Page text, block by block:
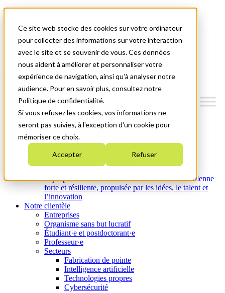
Ce site web stocke des cookies sur votre ordinateur
pour collecter des informations sur votre interaction
avec le site et se souvenir de vous. Ces données
nous aident à améliorer et personnaliser votre
expérience de navigation, ainsi qu'à analyser notre
audience. Pour en savoir plus, consultez notre
Politique de confidentialité.
Si vous refusez les cookies, vos informations ne
seront pas suivies, à l'exception d'un cookie pour
mémoriser ce choix.
Accepter Refuser
Nouvelles et événements
English
Commençons!
Qui nous sommes
Plan stratégique 2026-2030
Nos investissements
Nos activités
Équité, diversité et inclusion
À propos de Mitacs : Créer une économie canadienne
forte et résiliente, propulsée par les idées, le talent et
l’innovation
Notre clientèle
Entreprises
Organisme sans but lucratif
Étudiant·e et postdoctorant·e
Professeur·e
Secteurs
Fabrication de pointe
Intelligence artificielle
Technologies propres
Cybersécurité